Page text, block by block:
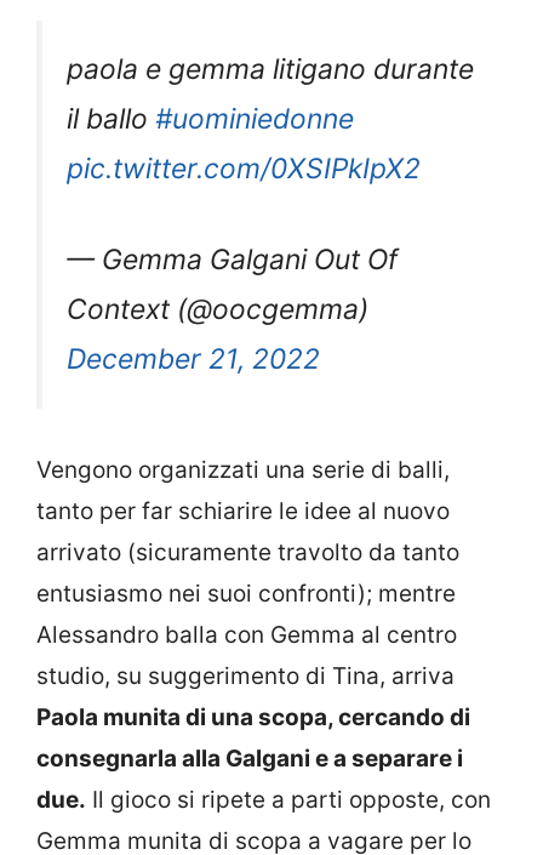
paola e gemma litigano durante
il ballo #uominiedonne
pic.twitter.com/0XSIPkIpX2
— Gemma Galgani Out Of
Context (@oocgemma)
December 21, 2022
Vengono organizzati una serie di balli,
tanto per far schiarire le idee al nuovo
arrivato (sicuramente travolto da tanto
entusiasmo nei suoi confronti); mentre
Alessandro balla con Gemma al centro
studio, su suggerimento di Tina, arriva
Paola munita di una scopa, cercando di
consegnarla alla Galgani e a separare i
due. Il gioco si ripete a parti opposte, con
Gemma munita di scopa a vagare per lo